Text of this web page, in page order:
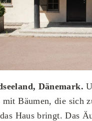
Dänemark.
Bäumen, die sich
Haus bringt. Das